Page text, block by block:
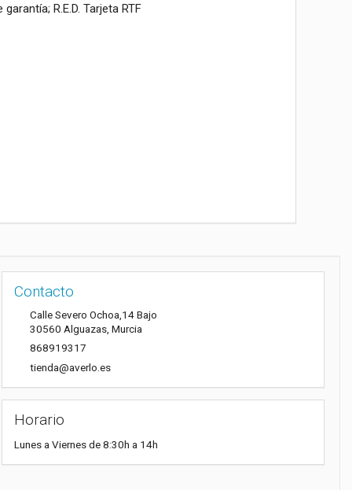
R.E.D. Tarjeta RTF
Contacto
Calle Severo Ochoa,14 Bajo
30560 Alguazas, Murcia
868919317
tienda@averlo.es
Horario
Lunes a Viernes de 8:30h a 14h